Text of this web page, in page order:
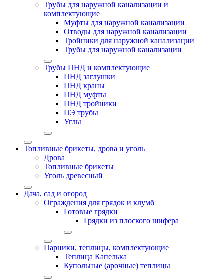
Трубы для наружной канализации и
комплектующие
Муфты для наружной канализации
Отводы для наружной канализации
Тройники для наружной канализации
Трубы для наружной канализации
Трубы ПНД и комплектующие
ПНД заглушки
ПНД краны
ПНД муфты
ПНД тройники
ПЭ трубы
Углы
Топливные брикеты, дрова и уголь
Дрова
Топливные брикеты
Уголь древесный
Дача, сад и огород
Ограждения для грядок и клумб
Готовые грядки
Грядки из плоского шифера
Парники, теплицы, комплектующие
Теплица Капелька
Купольные (арочные) теплицы